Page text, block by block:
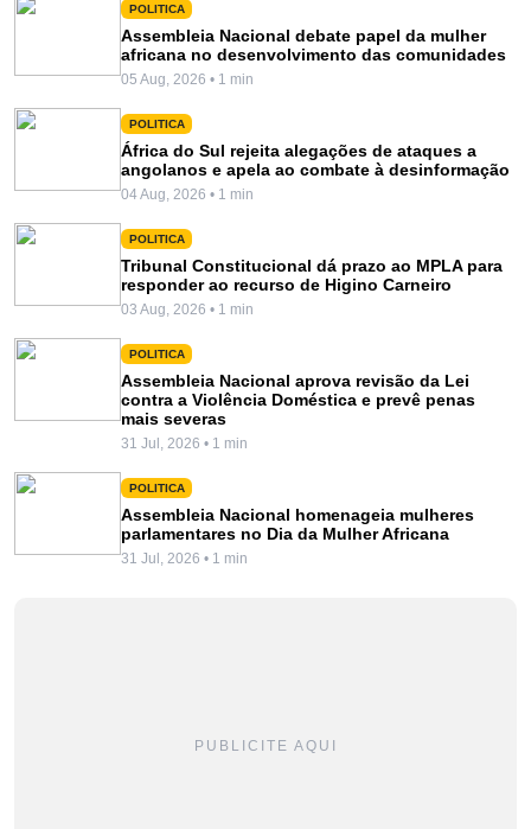
POLITICA
Assembleia Nacional debate papel da mulher
africana no desenvolvimento das comunidades
05 Aug, 2026 • 1 min
POLITICA
África do Sul rejeita alegações de ataques a
angolanos e apela ao combate à desinformação
04 Aug, 2026 • 1 min
POLITICA
Tribunal Constitucional dá prazo ao MPLA para
responder ao recurso de Higino Carneiro
03 Aug, 2026 • 1 min
POLITICA
Assembleia Nacional aprova revisão da Lei
contra a Violência Doméstica e prevê penas
mais severas
31 Jul, 2026 • 1 min
POLITICA
Assembleia Nacional homenageia mulheres
parlamentares no Dia da Mulher Africana
31 Jul, 2026 • 1 min
PUBLICITE AQUI